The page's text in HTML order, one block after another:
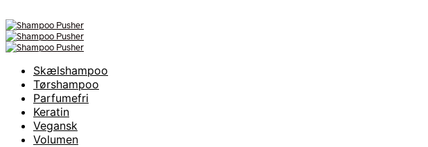
Skælshampoo
Tørshampoo
Parfumefri
Keratin
Vegansk
Volumen